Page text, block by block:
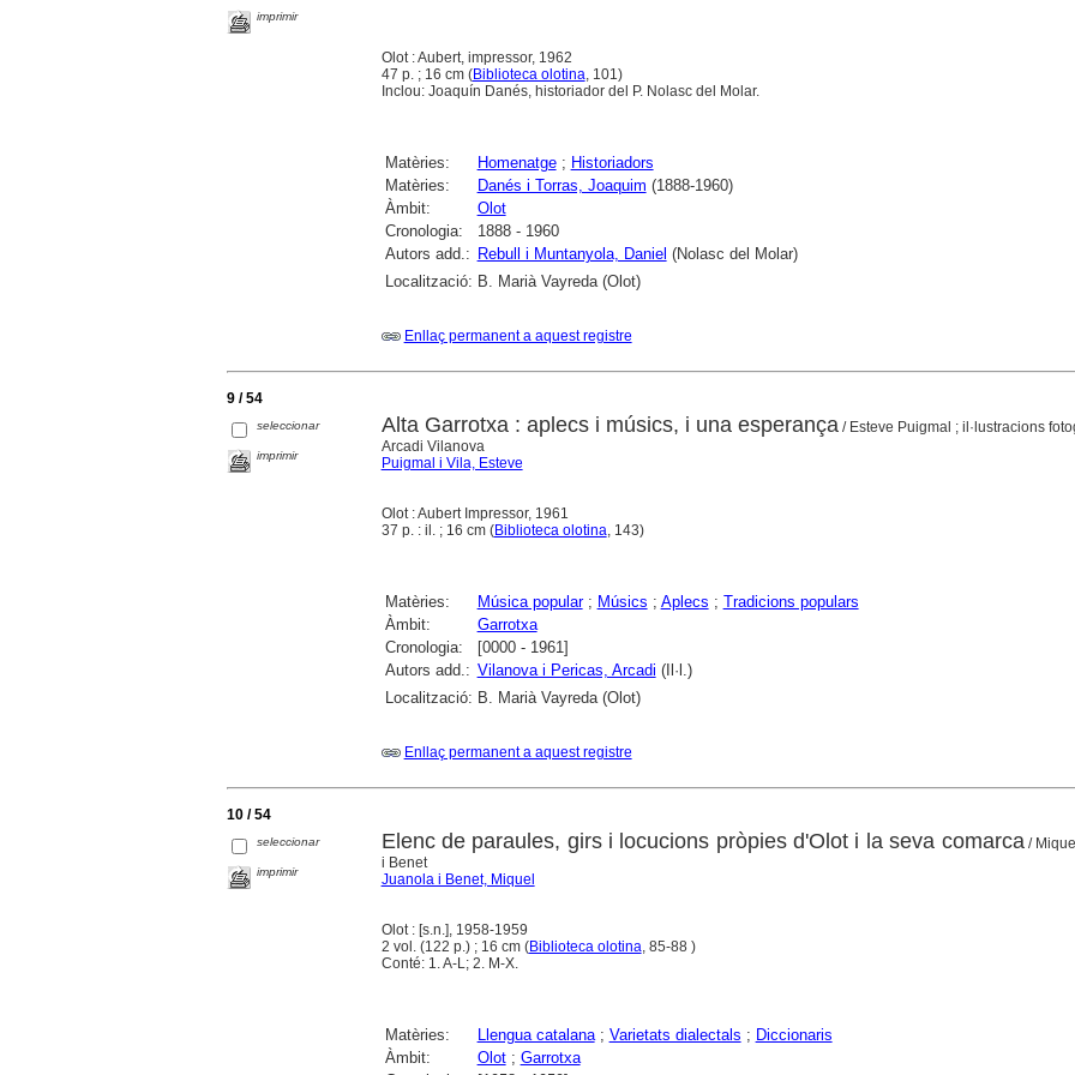
imprimir
Olot : Aubert, impressor, 1962
47 p. ; 16 cm (Biblioteca olotina , 101)
Inclou: Joaquín Danés, historiador del P. Nolasc del Molar.
Matèries: Homenatge; Historiadors
Matèries:
Danés i Torras, Joaquim (1888-1960)
Àmbit:
Olot
Cronologia:
1888 - 1960
Autors add.: Rebull i Muntanyola, Daniel (Nolasc del Molar)
Localització: B. Marià Vayreda (Olot)
Enllaç permanent a aquest registre
9 / 54
seleccionar
imprimir
Alta Garrotxa : aplecs i músics, i una esperança/ Esteve Puigmal ; il·lustracions
Arcadi Vilanova
Puigmal i Vila, Esteve
Olot : Aubert Impressor, 1961
37 p. : il. ; 16 cm (Biblioteca olotina, 143)
Matèries: Música popular; Músics ; Aplecs ; Tradicions populars
Àmbit:
Garrotxa
Cronologia:
[0000 - 1961]
Autors add.: Vilanova i Pericas, Arcadi (Il·l.)
Localització: B. Marià Vayreda (Olot)
Enllaç permanent a aquest registre
10 / 54
seleccionar
imprimir
Elenc de paraules, girs i locucions pròpies d'Olot i la seva comarca/
i Benet
Juanola i Benet, Miquel
Olot : [s.n.], 1958-1959
2 vol. (122 p.) ; 16 cm (Biblioteca olotina, 85-88 )
Conté: 1. A-L; 2. M-X.
Matèries: Llengua catalana; Varietats dialectals ; Diccionaris
Àmbit:
Olot; Garrotxa